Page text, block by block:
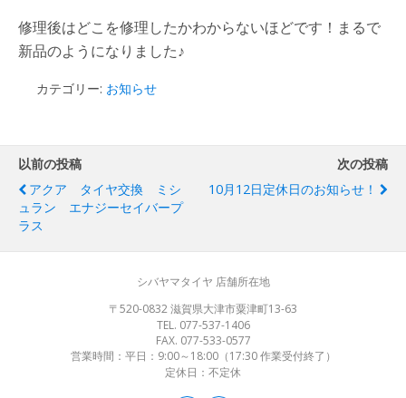
修理後はどこを修理したかわからないほどです！まるで
新品のようになりました♪
カテゴリー: お知らせ
以前の投稿
アクア タイヤ交換 ミシ
ュラン エナジーセイバープ
ラス
次の投稿
10月12日定休日のお知らせ！
シバヤマタイヤ 店舗所在地
〒520-0832 滋賀県大津市粟津町13-63
TEL. 077-537-1406
FAX. 077-533-0577
営業時間：平日：9:00～18:00（17:30 作業受付終了）
定休日：不定休